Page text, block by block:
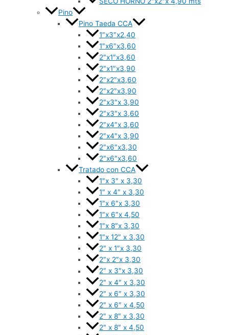
Pino
Pino Taeda CCA
1″x3″x2,40
1″x6″x3,60
2″x1″x3,60
2″x1″x3,90
2″x2″x3,60
2″x2″x3,90
2″x3″x 3,90
2″x3″x 3,60
2″x4″x 3,60
2″x4″x 3,90
2″x6″x3,30
2″x6″x3,60
Tratado con CCA
1″x 3″ x 3,30
1″ x 4″ x 3,30
1″x 6″x 3,30
1″x 6″x 4,50
1″x 8″x 3,30
1″x 12″ x 3,30
2″ x 1″x 3,30
2″x 2″x 3,30
2″ x 3″x 3,30
2″ x 4″ x 3,30
2″ x 6″ x 3,30
2″ x 6″ x 4,50
2″ x 8″ x 3,30
2″ x 8″ x 4,50